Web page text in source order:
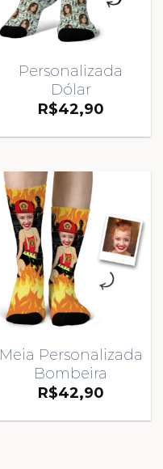
Personalizada
Dólar
R$42,90
Meia Personalizada
Bombeira
R$42,90